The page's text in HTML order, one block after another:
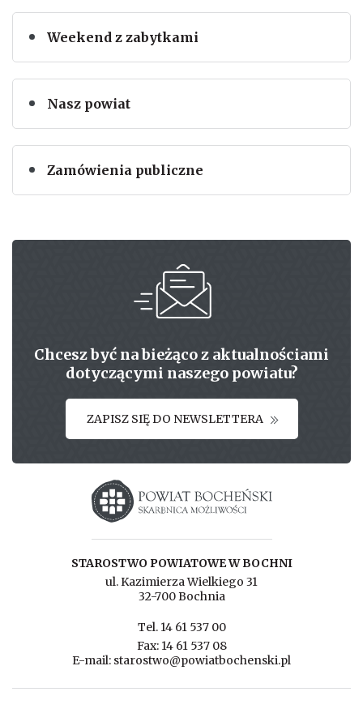
Weekend z zabytkami
Nasz powiat
Zamówienia publiczne
Chcesz być na bieżąco z aktualnościami
dotyczącymi naszego powiatu?
ZAPISZ SIĘ DO NEWSLETTERA
Starostwo powiatowe w Bochni
STAROSTWO POWIATOWE W BOCHNI
ul. Kazimierza Wielkiego 31
32-700 Bochnia
Tel. 14 61 537 00
Fax: 14 61 537 08
E-mail: starostwo@powiatbochenski.pl